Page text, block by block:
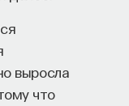
выросла
что
найти свой